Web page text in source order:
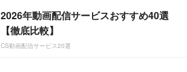
2026年動画配信サービスおすすめ40選
【徹底比較】
CS動画配信サービス20選